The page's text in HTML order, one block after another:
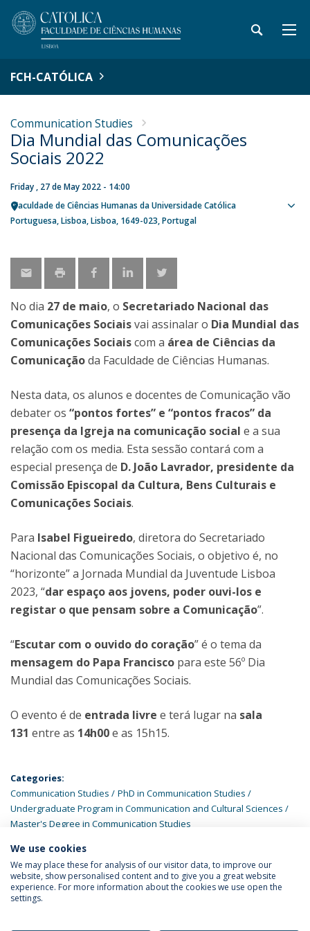
FCH-CATÓLICA
Communication Studies
Dia Mundial das Comunicações
Sociais 2022
Friday , 27 de May 2022 - 14:00
Faculdade de Ciências Humanas da Universidade Católica
Portuguesa Lisboa Lisboa 1649-023 Portugal
No dia 27 de maio, o Secretariado Nacional das
Comunicações Sociaisvai assinalar o Dia Mundial das
Comunicações Sociaiscom a área de Ciências da
Comunicaçãoda Faculdade de Ciências Humanas.
Nesta data, os alunos e docentes de Comunicação vão
debater os “pontos fortes” e “pontos fracos” da
presença da Igreja na comunicação social e a sua
relação com os media. Esta sessão contará com a
especial presença de D. João Lavrador, presidente da
Comissão Episcopal da Cultura, Bens Culturais e
Comunicações Sociais.
Para Isabel Figueiredo, diretora do Secretariado
Nacional das Comunicações Sociais, o objetivo é, no
“horizonte” a Jornada Mundial da Juventude Lisboa
2023, “dar espaço aos jovens, poder ouvi-los e
registar o que pensam sobre a Comunicação”.
“Escutar com o ouvido do coração” é o tema da
mensagem do Papa Francisco para este 56º Dia
Mundial das Comunicações Sociais.
O evento é de entrada livre e terá lugar na sala
131 entre as 14h00e as 15h15.
Categories:
Communication Studies
PhD in Communication Studies
Undergraduate Program in Communication and Cultural Sciences
Master's Degree in Communication Studies
LATEST NEWS
Privacy Policy
We use cookies
We may place these for analysis of our visitor data, to improve our
website, show personalised content and to give you a great website
experience. For more information about the cookies we use open the
settings.